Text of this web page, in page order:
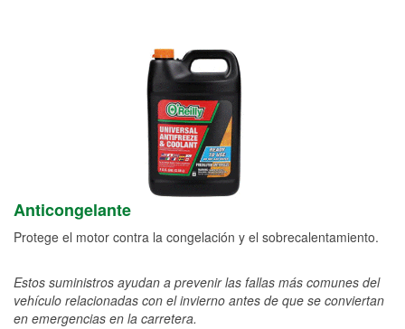
Anticongelante
Protege el motor contra la congelación y el sobrecalentamiento.
Estos suministros ayudan a prevenir las fallas más comunes del
vehículo relacionadas con el invierno antes de que se conviertan
en emergencias en la carretera.